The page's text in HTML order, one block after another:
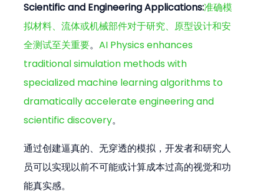
Scientific and Engineering Applications:准确模
拟材料、流体或机械部件对于研究、原型设计和安
全测试至关重要。AI Physics enhances
traditional simulation methods with
specialized machine learning algorithms to
dramatically accelerate engineering and
scientific discovery。
通过创建逼真的、无穿透的模拟，开发者和研究人
员可以实现以前不可能或计算成本过高的视觉和功
能真实感。